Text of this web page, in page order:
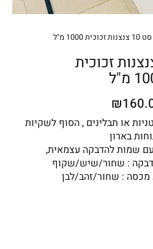
זכוכית 1000 מ"ל
מ"ל
₪
או תבלינים , הסוף לשקיות
בארון
שמות להדבקה עצמאית,
: שחור/שיש/שקוף
מכסה : שחור/זהב/לבן